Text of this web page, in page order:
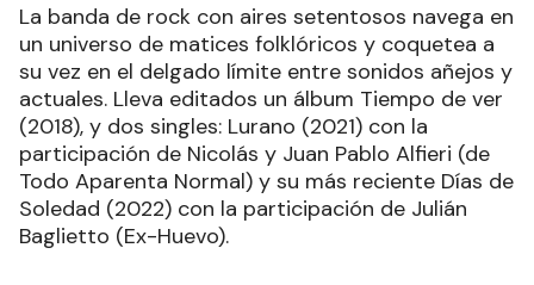
La banda de rock con aires setentosos navega en
un universo de matices folklóricos y coquetea a
su vez en el delgado límite entre sonidos añejos y
actuales. Lleva editados un álbum Tiempo de ver
(2018), y dos singles: Lurano (2021) con la
participación de Nicolás y Juan Pablo Alfieri (de
Todo Aparenta Normal) y su más reciente Días de
Soledad (2022) con la participación de Julián
Baglietto (Ex-Huevo).